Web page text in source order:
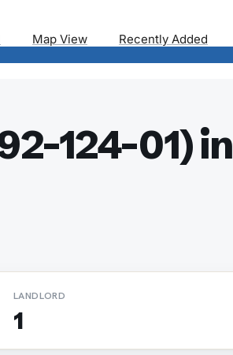
Map View Recently Added
124-01) in
LANDLORD
1